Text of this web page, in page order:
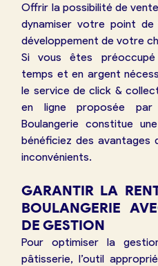
Offrir la possibilité de
dynamiser votre point
développement de votre
Si vous êtes préoccupé
temps et en argent
le service de click &
en ligne proposée par
Boulangerie constitue
bénéficiez des avantages
inconvénients.
GARANTIR LA
BOULANGERIE
DE GESTION
Pour optimiser la
pâtisserie, l’outil